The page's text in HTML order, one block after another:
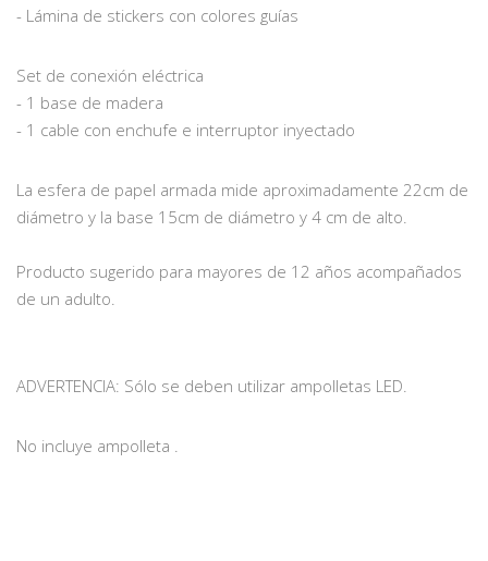
- Lámina de stickers con colores guías
Set de conexión eléctrica
- 1 base de madera
- 1 cable con enchufe e interruptor inyectado
La esfera de papel armada mide aproximadamente 22cm de
diámetro y la base 15cm de diámetro y 4 cm de alto.
Producto sugerido para mayores de 12 años acompañados
de un adulto.
ADVERTENCIA: Sólo se deben utilizar ampolletas LED.
No incluye ampolleta .